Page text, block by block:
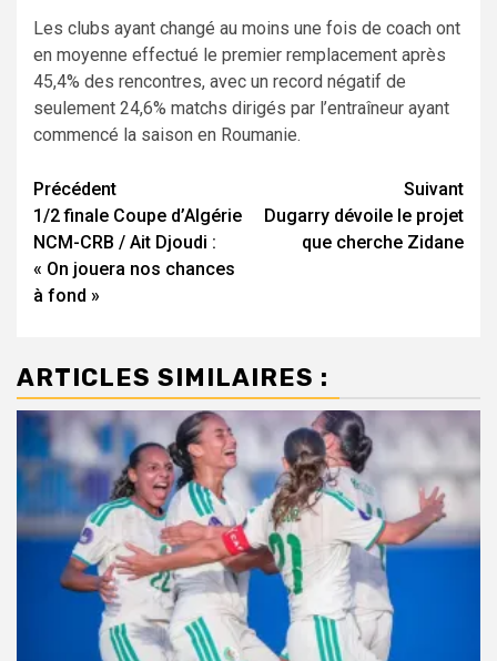
Les clubs ayant changé au moins une fois de coach ont
en moyenne effectué le premier remplacement après
45,4% des rencontres, avec un record négatif de
seulement 24,6% matchs dirigés par l’entraîneur ayant
commencé la saison en Roumanie.
Navigation
d’article
Précédent
1/2 finale Coupe d’Algérie
NCM-CRB / Ait Djoudi :
« On jouera nos chances
à fond »
Suivant
Dugarry dévoile le projet
que cherche Zidane
ARTICLES SIMILAIRES :